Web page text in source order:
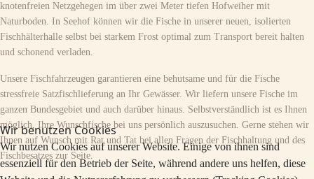
knotenfreien Netzgehegen im über zwei Meter tiefen Hofweiher mit
Naturboden. In Seehof können wir die Fische in unserer neuen, isolierten
Fischhälterhalle selbst bei starkem Frost optimal zum Transport bereit halten
und schonend verladen.
Unsere Fischfahrzeugen garantieren eine behutsame und für die Fische
stressfreie Satzfischlieferung an Ihr Gewässer. Wir liefern unsere Fische im
ganzen Bundesgebiet und auch darüber hinaus. Selbstverständlich ist es Ihnen
möglich, Ihre Wunschfische bei uns persönlich auszusuchen. Gerne stehen wir
Ihnen auf Wunsch mit Rat und Tat bei allen Fragen der Fischhaltung und des
Fischbesatzes zur Seite.
Wir benutzen Cookies
Wir nutzen Cookies auf unserer Website. Einige von ihnen sind
essenziell für den Betrieb der Seite, während andere uns helfen, diese